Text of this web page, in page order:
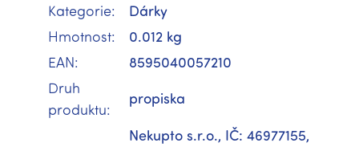
Kategorie:
Dárky
Hmotnost:
0.012 kg
EAN:
8595040057210
Druh
produktu:
propiska
Nekupto s.r.o., IČ: 46977155,